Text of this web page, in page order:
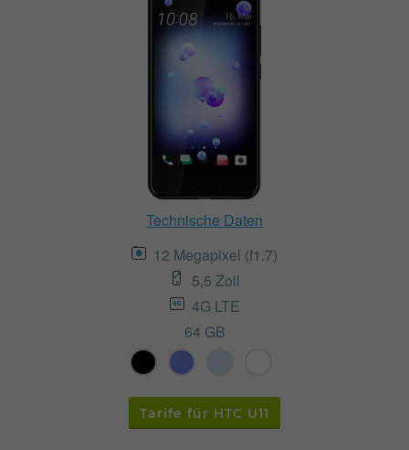
Technische Daten
12 Megapixel (f1.7)
5,5 Zoll
4G LTE
64 GB
Tarife für HTC U11